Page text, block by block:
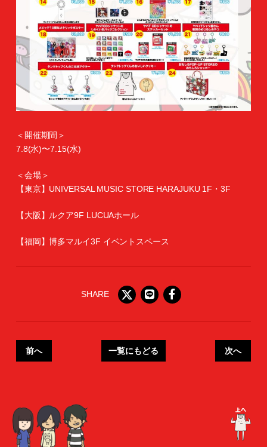
＜開催期間＞
7.8(水)〜7.15(水)
＜会場＞
【東京】UNIVERSAL MUSIC STORE HARAJUKU 1F・3F
【大阪】ルクア9F LUCUAホール
【福岡】博多マルイ3F イベントスペース
SHARE
前へ 一覧にもどる 次へ